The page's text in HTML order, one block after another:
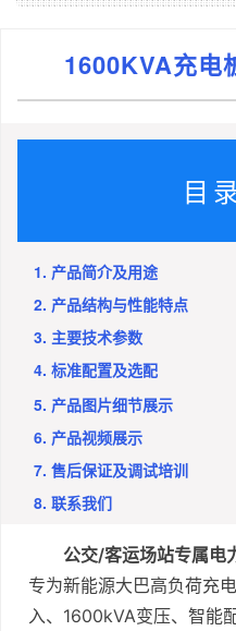
1600KVA充电
目
1. 产品简介及用途
2. 产品结构与性能特点
3. 主要技术参数
4. 标准配置及选配
5. 产品图片细节展示
6. 产品视频展示
7. 售后保证及调试培训
8. 联系我们
公交/客运场站专属电
专为新能源大巴高负荷充
入、1600kVA变压、智能